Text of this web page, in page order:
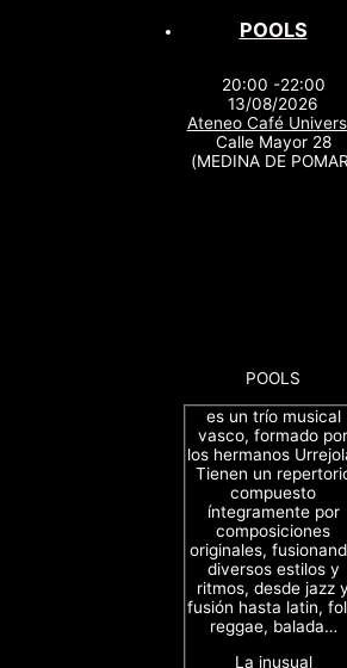
POOLS
20:00 -22:00
13/08/2026
Ateneo Café
Calle Mayor 28
(MEDINA DE
POOLS
es un trío musical
vasco, formado por
los hermanos
Tienen un
compuesto
íntegramente por
composiciones
originales,
diversos estilos y
ritmos, desde jazz
fusión hasta latin,
reggae, balada…
La inusual